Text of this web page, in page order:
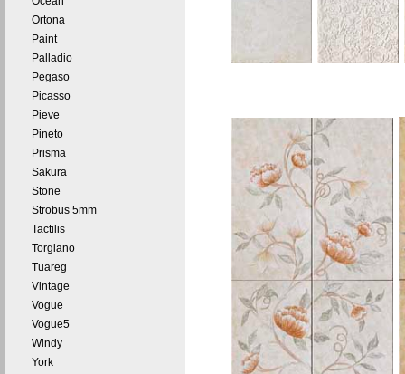
Ortona
Paint
Palladio
Pegaso
Picasso
Pieve
Pineto
Prisma
Sakura
Stone
Strobus 5mm
Tactilis
Torgiano
Tuareg
Vintage
Vogue
Vogue5
Windy
York